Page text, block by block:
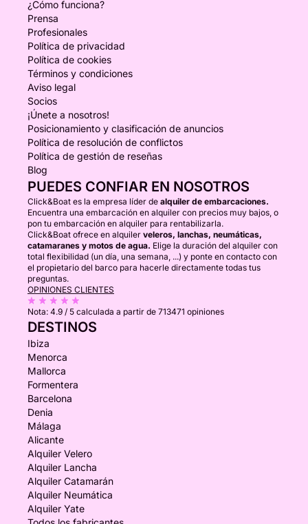
¿Cómo funciona?
Prensa
Profesionales
Política de privacidad
Política de cookies
Términos y condiciones
Aviso legal
Socios
¡Únete a nosotros!
Posicionamiento y clasificación de anuncios
Política de resolución de conflictos
Política de gestión de reseñas
Blog
PUEDES CONFIAR EN NOSOTROS
Click&Boat es la empresa líder de alquiler de embarcaciones.
Encuentra una embarcación en alquiler con precios muy bajos, o
pon tu embarcación en alquiler para rentabilizarla.
Click&Boat ofrece en alquiler veleros, lanchas, neumáticas,
catamaranes y motos de agua. Elige la duración del alquiler con
total flexibilidad (un día, una semana, ...) y ponte en contacto con
el propietario del barco para hacerle directamente todas tus
preguntas.
OPINIONES CLIENTES
Nota: 4.9 / 5 calculada a partir de 713471 opiniones
DESTINOS
Ibiza
Menorca
Mallorca
Formentera
Barcelona
Denia
Málaga
Alicante
Alquiler Velero
Alquiler Lancha
Alquiler Catamarán
Alquiler Neumática
Alquiler Yate